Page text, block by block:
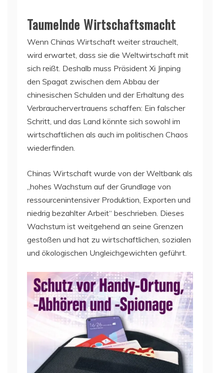
Taumelnde Wirtschaftsmacht
Wenn Chinas Wirtschaft weiter strauchelt,
wird erwartet, dass sie die Weltwirtschaft mit
sich reißt. Deshalb muss Präsident Xi Jinping
den Spagat zwischen dem Abbau der
chinesischen Schulden und der Erhaltung des
Verbrauchervertrauens schaffen: Ein falscher
Schritt, und das Land könnte sich sowohl im
wirtschaftlichen als auch im politischen Chaos
wiederfinden.
Chinas Wirtschaft wurde von der Weltbank als
„hohes Wachstum auf der Grundlage von
ressourcenintensiver Produktion, Exporten und
niedrig bezahlter Arbeit“ beschrieben. Dieses
Wachstum ist weitgehend an seine Grenzen
gestoßen und hat zu wirtschaftlichen, sozialen
und ökologischen Ungleichgewichten geführt.